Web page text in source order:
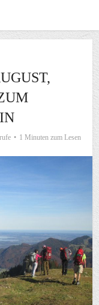
1 Minuten zum Lesen